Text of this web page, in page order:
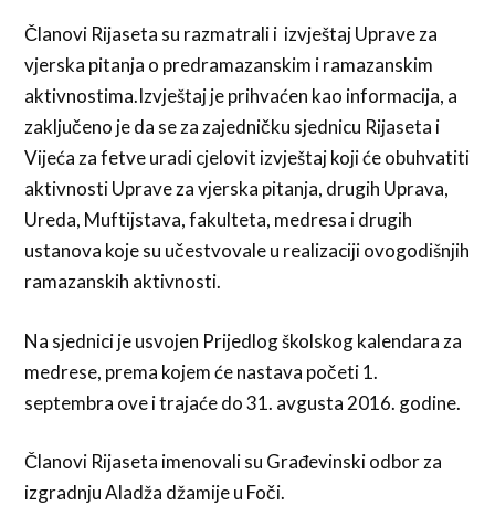
Članovi Rijaseta su razmatrali i izvještaj Uprave za
vjerska pitanja o predramazanskim i ramazanskim
aktivnostima.Izvještaj je prihvaćen kao informacija, a
zaključeno je da se za zajedničku sjednicu Rijaseta i
Vijeća za fetve uradi cjelovit izvještaj koji će obuhvatiti
aktivnosti Uprave za vjerska pitanja, drugih Uprava,
Ureda, Muftijstava, fakulteta, medresa i drugih
ustanova koje su učestvovale u realizaciji ovogodišnjih
ramazanskih aktivnosti.
Na sjednici je usvojen Prijedlog školskog kalendara za
medrese, prema kojem će nastava početi 1.
septembra ove i trajaće do 31. avgusta 2016. godine.
Članovi Rijaseta imenovali su Građevinski odbor za
izgradnju Aladža džamije u Foči.